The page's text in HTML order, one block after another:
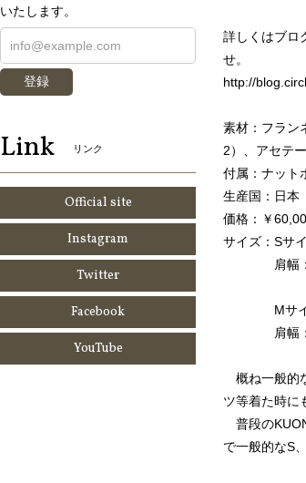
詳しくはブロ
せ。
http://
素材：フラン
2）、アセテ
付属：ナット
生産国：日本
価格：￥
サイズ：Sサ
肩幅：
Mサイ
肩幅：
概ね一般的
ツ等着た時に
普段の
で一般的なS
いたします。
登録
Link リンク
Official site
Instagram
Twitter
Facebook
YouTube